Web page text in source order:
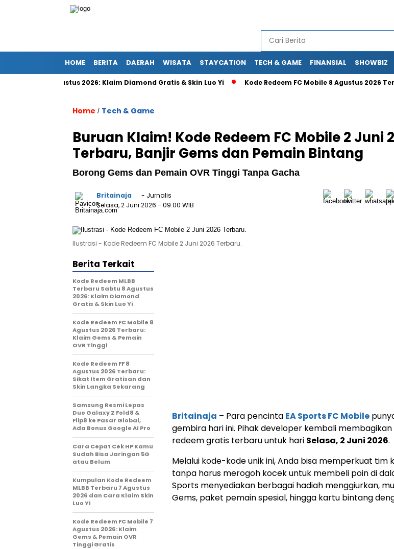
HOME BERITA DAERAH WISATA STAYCATION TECH & GAME FINANSIAL SHOWBIZ
Sabtu 8 Agustus 2026: Klaim Diamond Gratis & Skin Luo Yi Kode Redeem FC Mobile 8 Agustus 2026
Home / Tech & Game
Buruan Klaim! Kode Redeem FC Mobile 2 Juni
Terbaru, Banjir Gems dan Pemain Bintang
Borong Gems dan Pemain OVR Tinggi Tanpa Gacha
Britainaja
- Jurnalis
Selasa, 2 Juni 2026 - 09:00 WIB
Ilustrasi - Kode Redeem FC Mobile 2 Juni 2026 Terbaru.
Britainaja – Para pencinta EA Sports FC Mobile
gembira hari ini. Pihak developer kembali
redeem gratis terbaru untuk hari Selasa, 2 Juni 2026.
Melalui kode-kode unik ini, Anda bisa memperkuat tim
tanpa harus merogoh kocek untuk membeli poin di
Sports menyediakan berbagai hadiah menggiurkan,
Gems, paket pemain spesial, hingga kartu bintang
Berita Terkait
Kode Redeem MLBB
Terbaru Sabtu 8 Agustus
2026: Klaim Diamond
Gratis & Skin Luo Yi
Kode Redeem FC Mobile 8
Agustus 2026 Terbaru:
Klaim Gems & Pemain
OVR Tinggi
Kode Redeem FF 8
Agustus 2026 Terbaru:
Sikat Item Gratisan dan
Skin Langka Sekarang
Samsung Resmi Lepas
Duo Galaxy Z Fold8 &
Flip8 ke Pasar Global,
Ada Bonus Google AI Pro
Cara Cepat Cek HP Kamu
Sudah Bisa Jaringan 5G
atau Belum
Kumpulan Kode Redeem
MLBB Terbaru 7 Agustus
2026 dan Cara Klaim Skin
Luo Yi
Kode Redeem FC Mobile 7
Agustus 2026: Klaim
Gems & Pemain OVR
Tinggi Gratis